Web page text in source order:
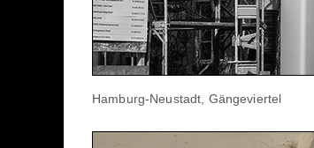
Hamburg-Neustadt, Gängeviertel